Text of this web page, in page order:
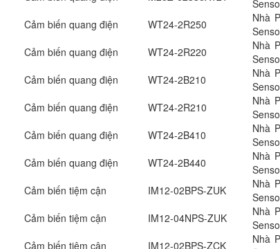
Cảm biến quang điện WT24-2R250
Nhà
Cảm biến quang điện WT24-2R220
Nhà
Cảm biến quang điện WT24-2B210
Nhà
Cảm biến quang điện WT24-2R210
Nhà
Cảm biến quang điện WT24-2B410
Nhà
Cảm biến quang điện WT24-2B440
Nhà
Cảm biến tiệm cận IM12-02BPS-ZUK
Nhà
Cảm biến tiệm cận IM12-04NPS-ZUK
Nhà
Cảm biến tiệm cận IM12-02BPS-ZCK
Nhà